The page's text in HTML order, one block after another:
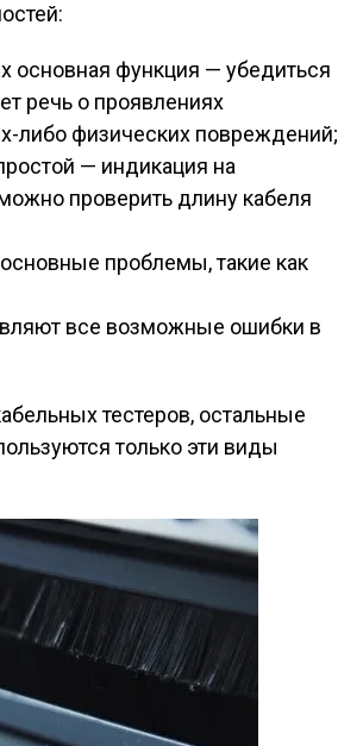
основная функция — убедиться
речь о проявлениях
либо физических повреждений;
— индикация на
проверить длину кабеля
проблемы, такие как
все возможные ошибки в
тестеров, остальные
только эти виды